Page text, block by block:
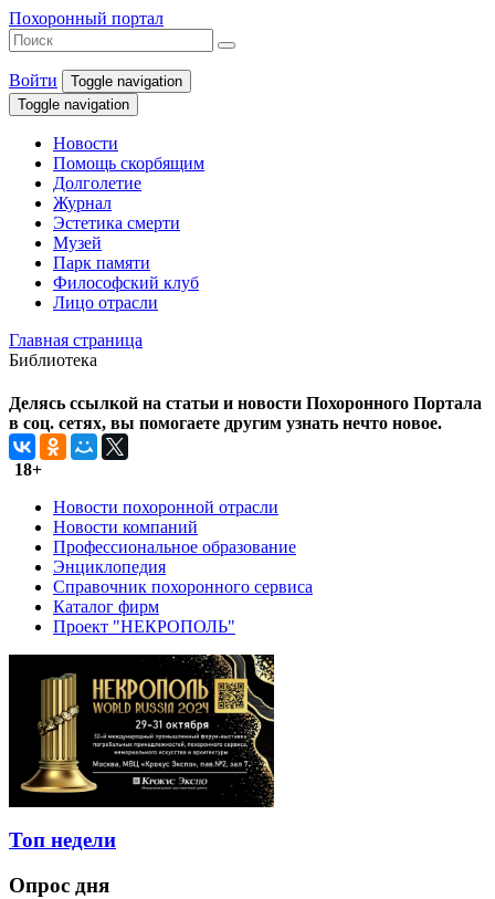
Похоронный портал
Войти
Toggle navigation
Toggle navigation
Новости
Помощь скорбящим
Долголетие
Журнал
Эстетика смерти
Музей
Парк памяти
Философский клуб
Лицо отрасли
Главная страница
Библиотека
Делясь ссылкой на статьи и новости Похоронного Портала
в соц. сетях, вы помогаете другим узнать нечто новое.
18+
Новости похоронной отрасли
Новости компаний
Профессиональное образование
Энциклопедия
Справочник похоронного сервиса
Каталог фирм
Проект "НЕКРОПОЛЬ"
Топ недели
Опрос дня